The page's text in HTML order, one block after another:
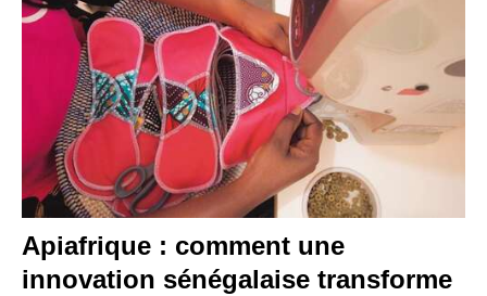
Apiafrique : comment une
innovation sénégalaise transforme